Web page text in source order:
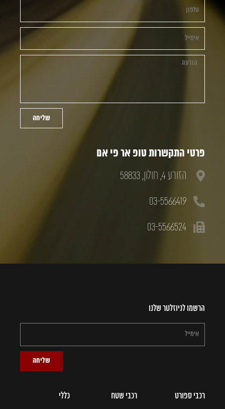
שליחה
פרטי התקשרות טופ אר פי אם
הזורע 4, חולון, 58833
03-5566419
03-5566524
הרשמו לניוזלטר שלנו
שליחה
רכבי ספורט רכבי שטח כללי